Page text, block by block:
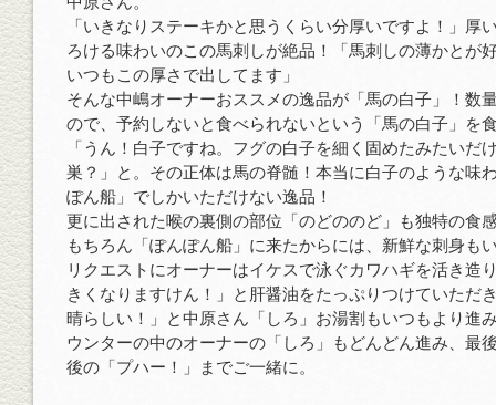
「いきなりステーキかと思うくらい分厚いですよ！」厚
ろける味わいのこの馬刺しが絶品！「馬刺しの薄かとが
いつもこの厚さで出してます」
そんな中嶋オーナーおススメの逸品が「馬の白子」！数
ので、予約しないと食べられないという「馬の白子」を
「うん！白子ですね。フグの白子を細く固めたみたいだ
巣？」と。その正体は馬の脊髄！本当に白子のような味
ぽん船」でしかいただけない逸品！
更に出された喉の裏側の部位「のどののど」も独特の食
もちろん「ぽんぽん船」に来たからには、新鮮な刺身も
リクエストにオーナーはイケスで泳ぐカワハギを活き造
きくなりますけん！」と肝醤油をたっぷりつけていただ
晴らしい！」と中原さん「しろ」お湯割もいつもより進
ウンターの中のオーナーの「しろ」もどんどん進み、最
後の「プハー！」までご一緒に。